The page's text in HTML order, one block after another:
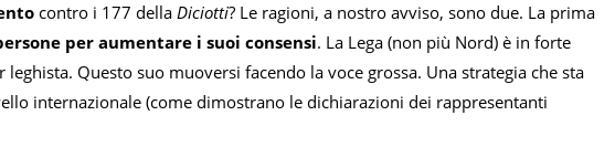
contro i 177 della Diciotti? Le ragioni, a nostro avviso, sono due. La prima
per aumentare i suoi consensi. La Lega (non più Nord) è in forte
Questo suo muoversi facendo la voce grossa. Una strategia che sta
internazionale (come dimostrano le dichiarazioni dei rappresentanti